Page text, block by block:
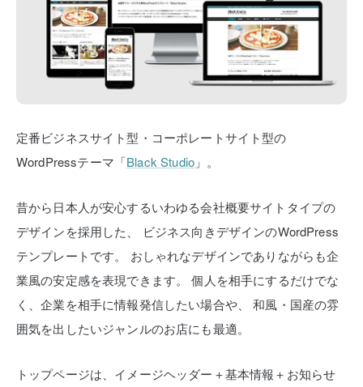
定番ビジネスサイト型・コーポレートサイト型の
WordPressテーマ「Black Studio 」。
昔から日本人が安心するいわゆる会社概要サイトタイプの
デザインを採用した、
ビジネス向きデザインのWordPress
テンプレートです。
おしゃれなデザインでありながらも企
業風の安定感を表現できます。
個人を相手にするだけでな
く、企業を相手に情報発信したい場合や、
和風・国産の雰
囲気を出したいジャンルのお店にも最適。
トップページは、イメージヘッダー＋基本情報＋お知らせ